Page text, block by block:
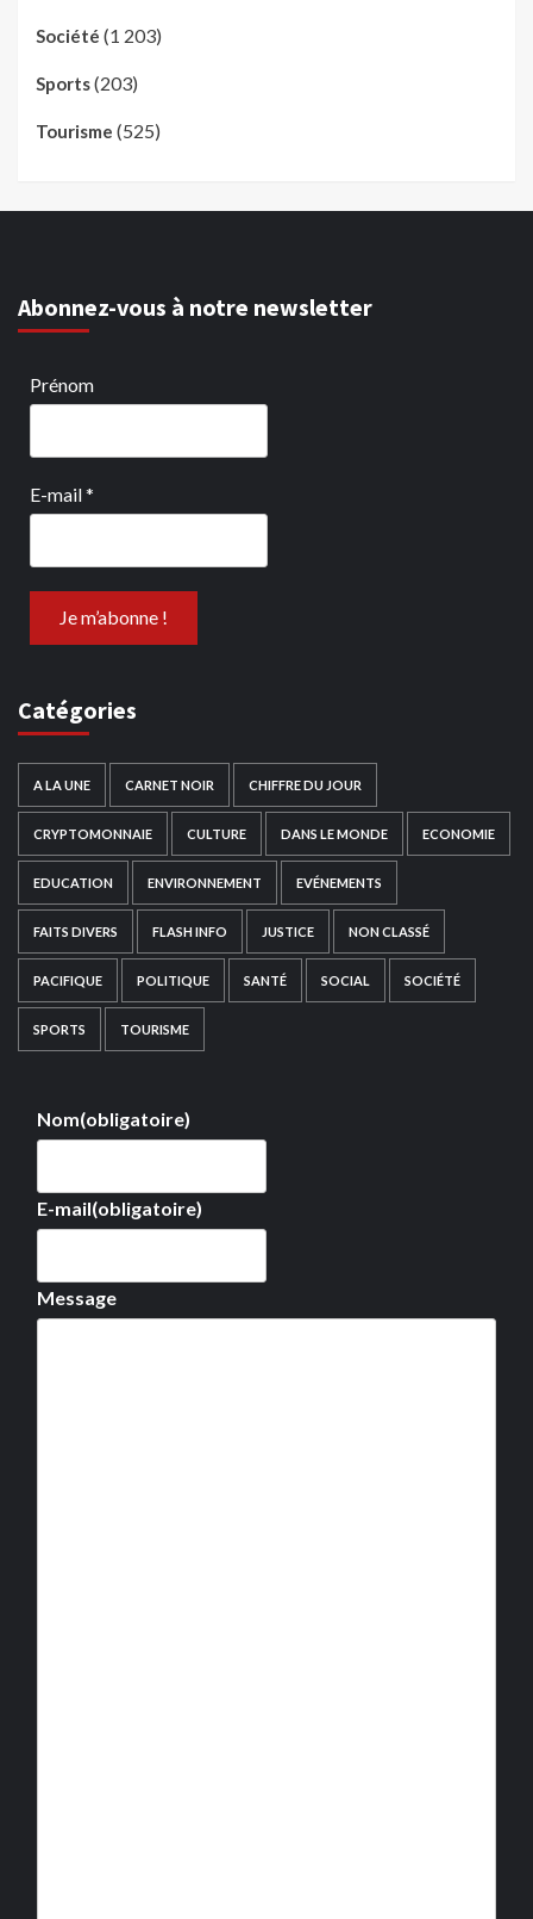
Société (1 203)
Sports(203)
Tourisme (525)
Abonnez-vous à notre newsletter
Prénom
E-mail*
Catégories
A LA UNE CARNET NOIR CHIFFRE DU JOUR
CRYPTOMONNAIE CULTURE DANS LE MONDE ECONOMIE
EDUCATION ENVIRONNEMENT EVÉNEMENTS
FAITS DIVERS FLASH INFO JUSTICE NON CLASSÉ
PACIFIQUE POLITIQUE SANTÉ SOCIAL SOCIÉTÉ
SPORTS TOURISME
Nom(obligatoire)
E-mail(obligatoire)
Message